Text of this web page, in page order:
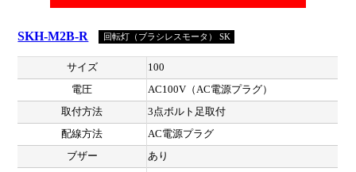
SKH-M2B-R 回転灯（ブラシレスモータ） SK
サイズ
100
電圧
AC100V（AC電源プラグ）
取付方法
3点ボルト足取付
配線方法
AC電源プラグ
ブザー
あり